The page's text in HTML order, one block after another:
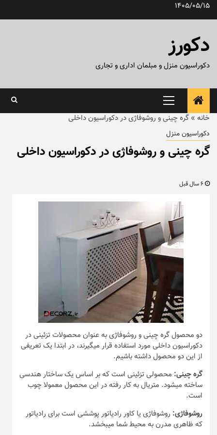
پرش1405/05/15
دکورز
دکوراسیون منزل و مبلمان اداری و تجاری
منوی
اصلی
خانه » گره چینی و روشوفاژی در دکوراسیون داخلی
دکوراسیون منزل
گره چینی و روشوفاژی در دکوراسیون داخلی
دو محصول گره چینی و روشوفاژی به عنوان محصولات تزئینی در
دکوراسیون داخلی مورد استفاده قرار میگیرند، در ابتدا یک تعریفی
از این دو محصول داشته باشیم.
گره چینی: محصولی تزئینی است که بر اساس یک ساختار هندسی
ساخته میشود. متریال به کار رفته در این محصول معمولا چوب
است.
روشوفاژی: روشوفاژی یا کاور رادیاتور پوششی است برای رادیاتور
که ظاهری مدرن به محیط شما میبخشد.